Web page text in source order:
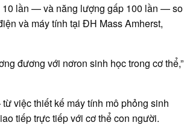
10 lần — và năng lượng gấp 100 lần — so
và máy tính tại ĐH Mass Amherst,
đương với nơron sinh học trong cơ thể,”
việc thiết kế máy tính mô phỏng sinh
tiếp trực tiếp với cơ thể con người.